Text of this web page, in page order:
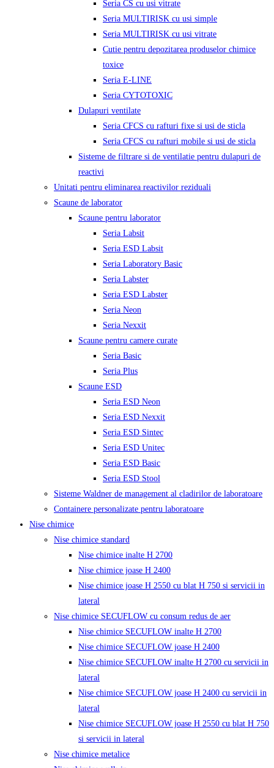
Seria CS cu usi vitrate
Seria MULTIRISK cu usi simple
Seria MULTIRISK cu usi vitrate
Cutie pentru depozitarea produselor chimice
toxice
Seria E-LINE
Seria CYTOTOXIC
Dulapuri ventilate
Seria CFCS cu rafturi fixe si usi de sticla
Seria CFCS cu rafturi mobile si usi de sticla
Sisteme de filtrare si de ventilatie pentru dulapuri de
reactivi
Unitati pentru eliminarea reactivilor reziduali
Scaune de laborator
Scaune pentru laborator
Seria Labsit
Seria ESD Labsit
Seria Laboratory Basic
Seria Labster
Seria ESD Labster
Seria Neon
Seria Nexxit
Scaune pentru camere curate
Seria Basic
Seria Plus
Scaune ESD
Seria ESD Neon
Seria ESD Nexxit
Seria ESD Sintec
Seria ESD Unitec
Seria ESD Basic
Seria ESD Stool
Sisteme Waldner de management al cladirilor de laboratoare
Containere personalizate pentru laboratoare
Nise chimice
Nise chimice standard
Nise chimice inalte H 2700
Nise chimice joase H 2400
Nise chimice joase H 2550 cu blat H 750 si servicii in
lateral
Nise chimice SECUFLOW cu consum redus de aer
Nise chimice SECUFLOW inalte H 2700
Nise chimice SECUFLOW joase H 2400
Nise chimice SECUFLOW inalte H 2700 cu servicii in
lateral
Nise chimice SECUFLOW joase H 2400 cu servicii in
lateral
Nise chimice SECUFLOW joase H 2550 cu blat H 750
si servicii in lateral
Nise chimice metalice